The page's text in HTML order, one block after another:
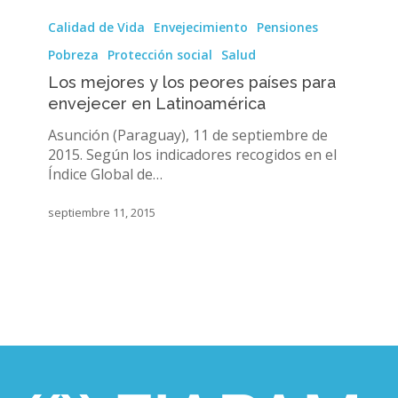
mejores
peores
países
envejecer
Latinoamérica
Calidad de Vida Envejecimiento
Pensiones
Pobreza
Protección social Salud
Los mejores y los peores países para
envejecer en Latinoamérica
Asunción (Paraguay), 11 de septiembre de
2015. Según los indicadores recogidos en el
Índice Global de…
septiembre 11, 2015